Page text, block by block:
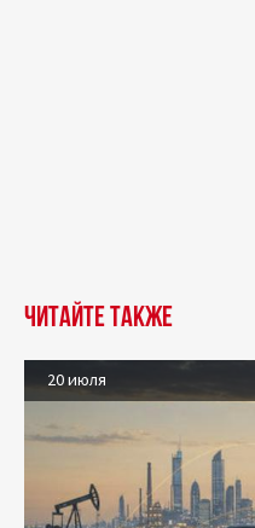
Читайте также
20 июля